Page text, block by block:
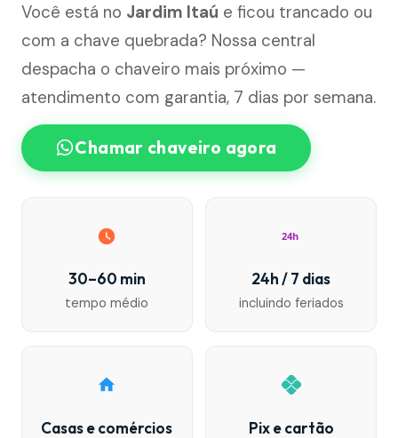
Você está no Jardim Itaú e ficou trancado ou
com a chave quebrada? Nossa central
despacha o chaveiro mais próximo —
atendimento com garantia, 7 dias por semana.
Chamar chaveiro agora
30–60 min
tempo médio
24h
24h / 7 dias
incluindo feriados
Casas e comércios Pix e cartão